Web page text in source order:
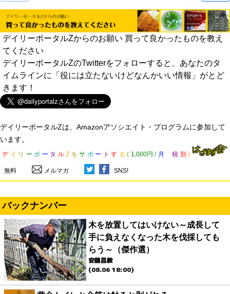
デイリーポータルZからのお願い 買って良かったものを教え
てください
デイリーポータルZのTwitterをフォローすると、あなたのタ
イムラインに「役には立たないけどなんかいい情報」がとど
きます！
デイリーポータルZは、Amazonアソシエイト・プログラムに参加して
います。
デ イ リ ー ポ ー タ ル Z を サ ポ ー ト す る ( 1,000円 / 月 税 別 )
無料 メルマガ SNS!
バックナンバー
木を放置してはいけない～成長して
手に負えなくなった木を伐採しても
らう～（傑作選）
安藤昌教
(08.06 18:00)